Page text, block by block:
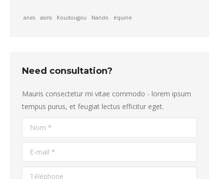
anes asins Koudougou Nando équine
Need consultation?
Mauris consectetur mi vitae commodo - lorem ipsum
tempus purus, et feugiat lectus efficitur eget.
Nom *
E-mail *
Téléphone